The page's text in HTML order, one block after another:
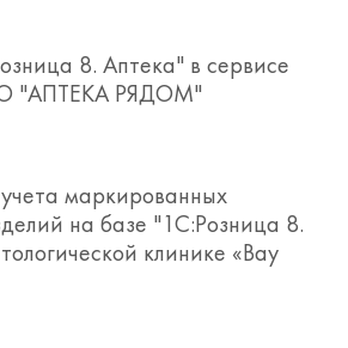
8. Аптека" в сервисе
"АПТЕКА РЯДОМ"
маркированных
на базе "1С:Розница 8.
клинике «Вау